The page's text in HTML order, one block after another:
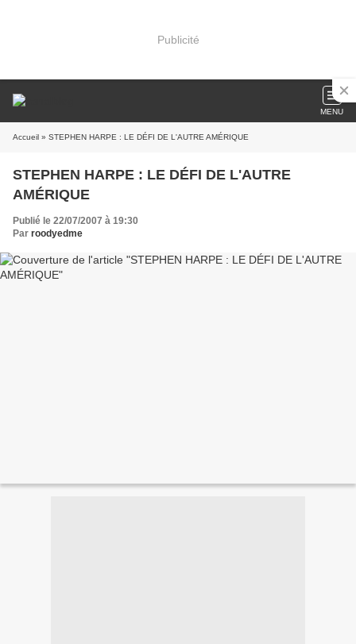
Publicité
MENU
Accueil » STEPHEN HARPE : LE DÉFI DE L'AUTRE AMÉRIQUE
STEPHEN HARPE : LE DÉFI DE L'AUTRE
AMÉRIQUE
Publié le 22/07/2007 à 19:30
Par roodyedme